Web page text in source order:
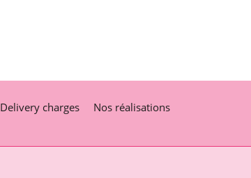
Delivery charges Nos réalisations